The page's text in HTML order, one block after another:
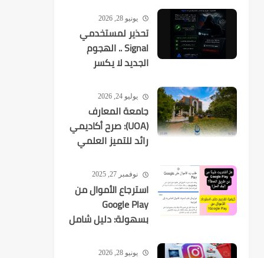
يونيو 28, 2026
تحذير لمستخدمي
Signal .. الهجوم
الجديد لا يكسر
يستهدفك
يوليو 24, 2026
جامعة المعارف
(UOA): صرح أكاديمي
رائد للتميز العلمي
نوفمبر 27, 2025
استرجاع الأموال من
Google Play
بسهولة: دليل شامل
يونيو 28, 2026